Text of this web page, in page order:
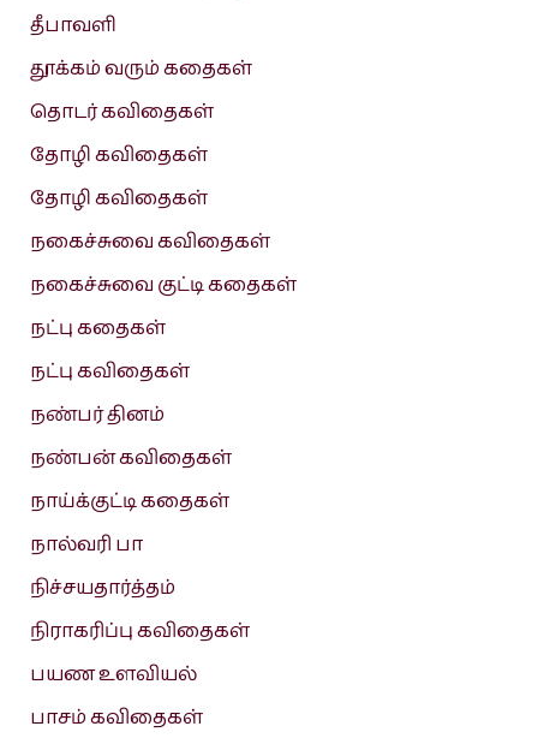
தீபாவளி
தூக்கம் வரும் கதைகள்
தொடர் கவிதைகள்
தோழி கவிதைகள்
தோழி கவிதைகள்
நகைச்சுவை கவிதைகள்
நகைச்சுவை குட்டி கதைகள்
நட்பு கதைகள்
நட்பு கவிதைகள்
நண்பர் தினம்
நண்பன் கவிதைகள்
நாய்க்குட்டி கதைகள்
நால்வரி பா
நிச்சயதார்த்தம்
நிராகரிப்பு கவிதைகள்
பயண உளவியல்
பாசம் கவிதைகள்